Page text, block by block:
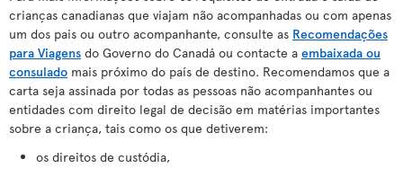
crianças canadianas que viajam não acompanhadas ou com apenas
um dos pais ou outro acompanhante, consulte as Recomendações
para Viagens do Governo do Canadá ou contacte a embaixada ou
consulado mais próximo do país de destino. Recomendamos que a
carta seja assinada por todas as pessoas não acompanhantes ou
entidades com direito legal de decisão em matérias importantes
sobre a criança, tais como os que detiverem:
os direitos de custódia,